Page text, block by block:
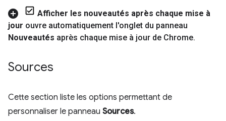
Afficher les nouveautés après chaque mise à
jour ouvre automatiquement l'onglet du panneau
Nouveautés après chaque mise à jour de Chrome.
Sources
Cette section liste les options permettant de
personnaliser le panneau Sources.